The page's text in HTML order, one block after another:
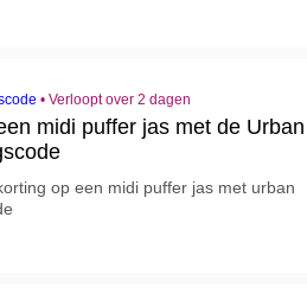
• Verloopt over 2 dagen
midi puffer jas met de Urban
op een midi puffer jas met urban